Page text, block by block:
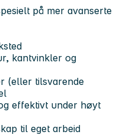
på mer avanserte
kantvinkler og
(eller tilsvarende
effektivt under høyt
til eget arbeid